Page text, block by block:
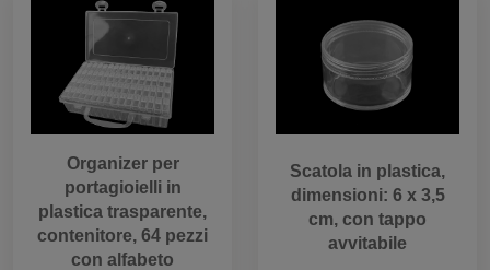
Organizer per
portagioielli in
plastica trasparente,
contenitore, 64 pezzi
con alfabeto
Scatola in plastica,
dimensioni: 6 x 3,5
cm, con tappo
avvitabile